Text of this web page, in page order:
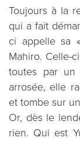
Toujours à la
qui a fait
ci appelle sa
Mahiro. Celle-
toutes par un
arrosée, elle
et tombe sur
Or, dès le
rien. Qui est